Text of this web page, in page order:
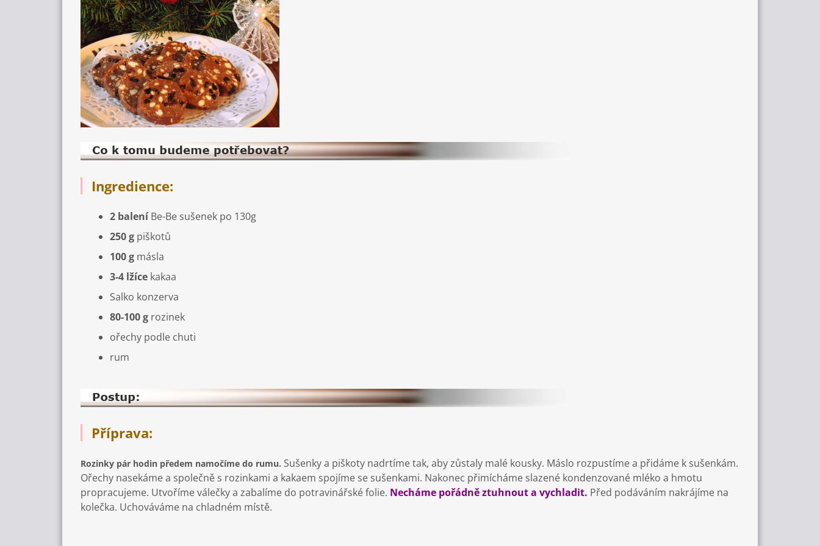
Ingredience:
2 baleníBe-Be sušenek po 130g
250 g piškotů
100 g másla
3-4 lžíce kakaa
Salko konzerva
80-100 g rozinek
ořechy podle chuti
rum
Příprava:
Rozinky pár hodin předem namočíme do rumu. Sušenky a piškoty nadrtíme tak, aby zůstaly malé kousky. Máslo rozpustíme a přidáme k sušenkám.
Ořechy nasekáme a společně s rozinkami a kakaem spojíme se sušenkami. Nakonec přimícháme slazené kondenzované mléko a hmotu
propracujeme. Utvoříme válečky a zabalíme do potravinářské folie. Necháme pořádně ztuhnout a vychladit. Před podáváním nakrájíme na
kolečka. Uchováváme na chladném místě.